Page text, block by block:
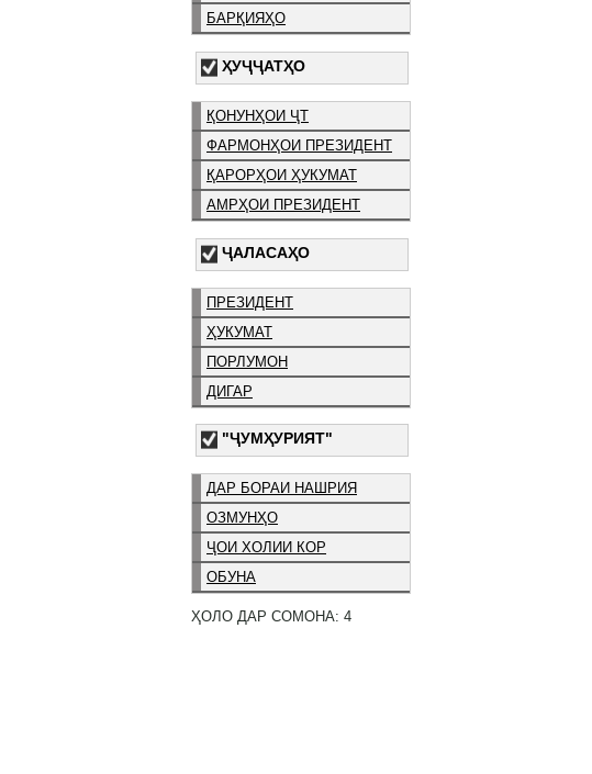
БАРҚИЯҲО
ҲУҶҶАТҲО
ҚОНУНҲОИ ҶТ
ФАРМОНҲОИ ПРЕЗИДЕНТ
ҚАРОРҲОИ ҲУКУМАТ
АМРҲОИ ПРЕЗИДЕНТ
ҶАЛАСАҲО
ПРЕЗИДЕНТ
ҲУКУМАТ
ПОРЛУМОН
ДИГАР
"ҶУМҲУРИЯТ"
ДАР БОРАИ НАШРИЯ
ОЗМУНҲО
ҶОИ ХОЛИИ КОР
ОБУНА
ҲОЛО ДАР СОМОНА: 4